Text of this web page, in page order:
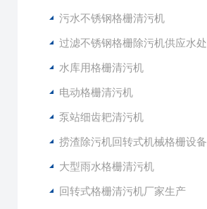
污水不锈钢格栅清污机
过滤不锈钢格栅除污机供应水处理设备
水库用格栅清污机
电动格栅清污机
泵站细齿耙清污机
捞渣除污机回转式机械格栅设备
大型雨水格栅清污机
回转式格栅清污机厂家生产